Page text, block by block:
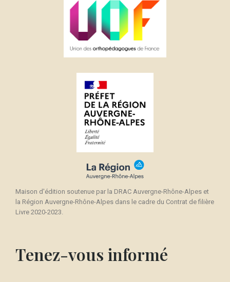
Maison d'édition soutenue par la DRAC Auvergne-Rhône-Alpes et
la Région Auvergne-Rhône-Alpes dans le cadre du Contrat de filière
Livre 2020-2023.
Tenez-vous informé